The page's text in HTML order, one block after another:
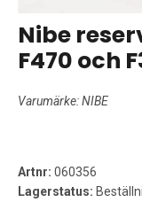
Nibe
F470 och
Varumärke:NIBE
Artnr: 060356
Lagerstatus: